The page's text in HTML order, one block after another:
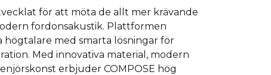
för att möta de allt mer krävande
fordonsakustik. Plattformen
högtalare med smarta lösningar för
Med innovativa material, modern
erbjuder COMPOSE hög